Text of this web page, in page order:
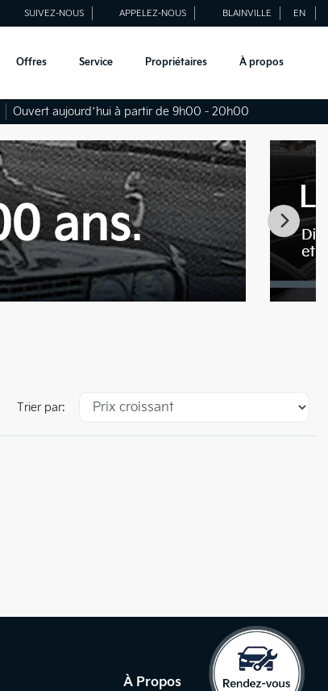
SUIVEZ-NOUS APPELEZ-NOUS BLAINVILLE EN
Offres Service Propriétaires À propos
Ouvert aujourd’hui à partir de 9h00 - 20h00
Trier par:
À Propos